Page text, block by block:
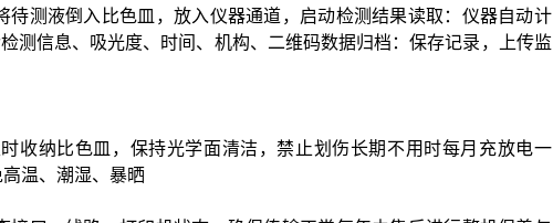
测液倒入比色皿，放入仪器通道，启动检测结果读取：仪器自动计
测信息、吸光度、时间、机构、二维码数据归档：保存记录，上传监
收纳比色皿，保持光学面清洁，禁止划伤长期不用时每月充放电一
温、潮湿、暴晒